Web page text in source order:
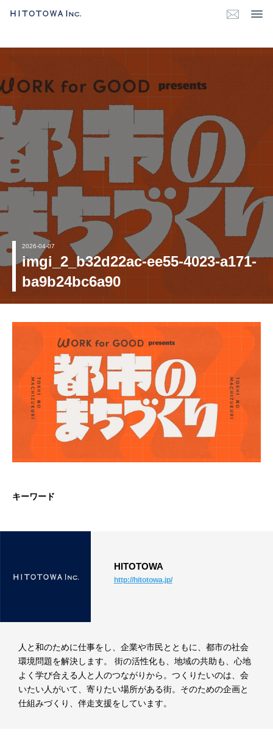
2026-04-07
imgi_2_b32d22ac-ee55-4023-a171-
ba9b24bc6a90
キーワード
HITOTOWA
http://hitotowa.jp/
人と和のために仕事をし、企業や市民とともに、都市の社会
環境問題を解決します。 街の活性化も、地域の共助も、心地
よく学び合える人と人のつながりから。つくりたいのは、会
いたい人がいて、寄りたい場所がある街。そのための企画と
仕組みづくり、伴走支援をしています。